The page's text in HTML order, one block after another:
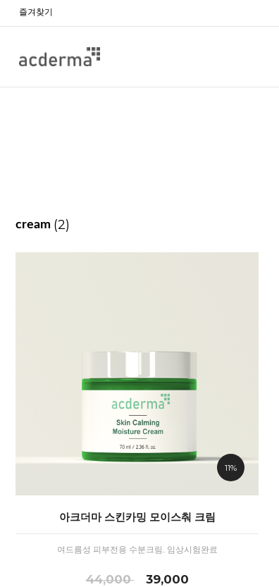
즐겨찾기
cream (2)
11%
아크더마 스킨카밍 모이스춰 크림
여드름성 피부전용 수분크림. 임상시험완료
44,000 39,000